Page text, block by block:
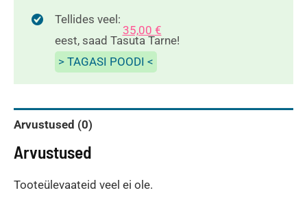
Tellides veel:
35,00 €
eest, saad Tasuta Tarne!
> TAGASI POODI <
Arvustused (0)
Arvustused
Tooteülevaateid veel ei ole.